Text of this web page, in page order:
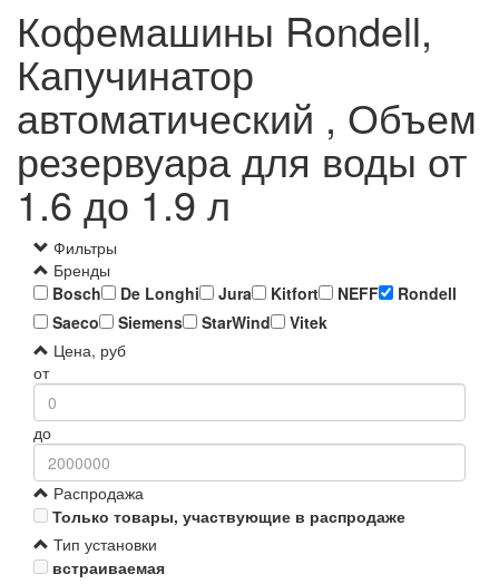
Кофемашины Rondell,
Капучинатор
автоматический , Объем
резервуара для воды от
1.6 до 1.9 л
Фильтры
Бренды
Bosch
De Longhi Jura Kitfort NEFF
Rondell
Saeco
Siemens StarWind
Vitek
Цена, руб
от
до
Распродажа
Только товары, участвующие в распродаже
Тип установки
встраиваемая